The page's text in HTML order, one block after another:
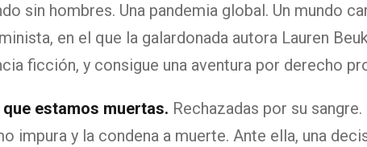
sin hombres. Una pandemia global. Un mundo
en el que la galardonada autora Lauren
ficción, y consigue una aventura por derecho
que estamos muertas. Rechazadas por su
impura y la condena a muerte. Ante ella, una